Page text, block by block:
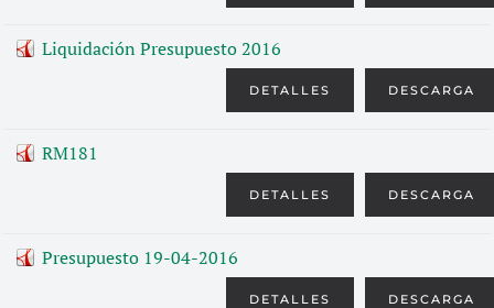
Liquidación Presupuesto 2016
DESCARGA
DETALLES
RM181
DESCARGA
DETALLES
Presupuesto 19-04-2016
DESCARGA
DETALLES